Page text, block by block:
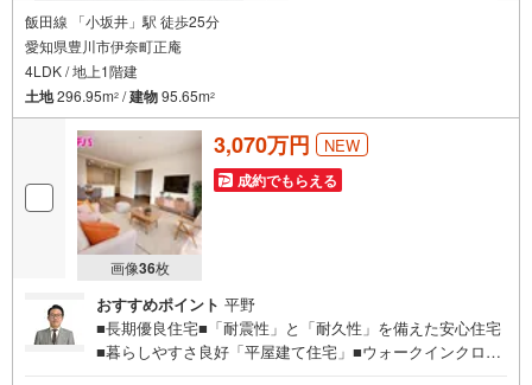
飯田線 「小坂井」駅 徒歩25分
愛知県豊川市伊奈町正庵
4LDK / 地上1階建
土地296.95m2 /建物95.65m2
画像36枚
3,070万円 NEW
成約でもらえる
おすすめポイント 平野
■長期優良住宅■「耐震性」と「耐久性」を備えた安心住宅
■暮らしやすさ良好「平屋建て住宅」■ウォークインクロー